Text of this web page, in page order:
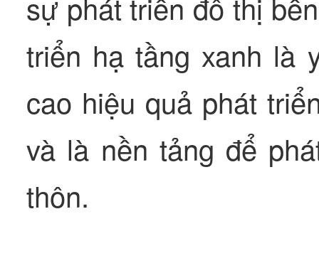
triển hạ tầng xanh là
cao hiệu quả phát
và là nền tảng để
thôn.